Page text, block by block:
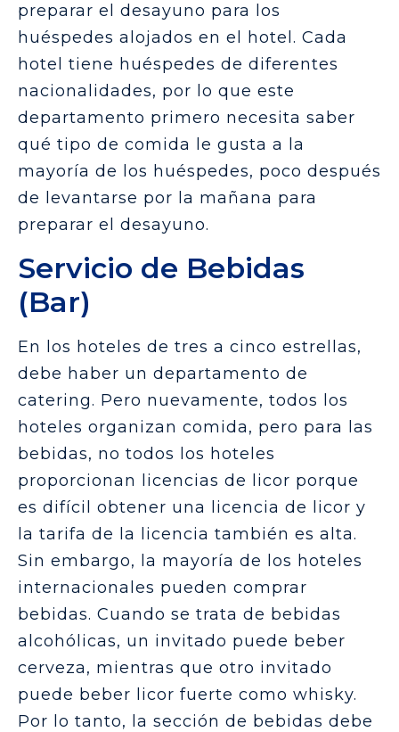
preparar el desayuno para los
huéspedes alojados en el hotel. Cada
hotel tiene huéspedes de diferentes
nacionalidades, por lo que este
departamento primero necesita saber
qué tipo de comida le gusta a la
mayoría de los huéspedes, poco después
de levantarse por la mañana para
preparar el desayuno.
Servicio de Bebidas
(Bar)
En los hoteles de tres a cinco estrellas,
debe haber un departamento de
catering. Pero nuevamente, todos los
hoteles organizan comida, pero para las
bebidas, no todos los hoteles
proporcionan licencias de licor porque
es difícil obtener una licencia de licor y
la tarifa de la licencia también es alta.
Sin embargo, la mayoría de los hoteles
internacionales pueden comprar
bebidas. Cuando se trata de bebidas
alcohólicas, un invitado puede beber
cerveza, mientras que otro invitado
puede beber licor fuerte como whisky.
Por lo tanto, la sección de bebidas debe